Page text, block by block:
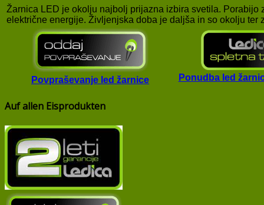
Žarnica LED je okolju najbolj prijazna izbira svetila. Porabijo
električne energije. Življenjska doba je daljša in so okolju ter
Povpraševanje led žarnice Ponudba led
Auf allen Eisprodukten